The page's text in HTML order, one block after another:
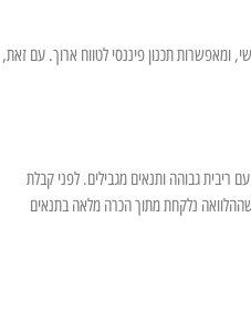
ומאפשרות תכנון פיננסי לטווח ארוך. עם זאת,
ריבית גבוהה ותנאים מגבילים. לפני קבלת
נלקחת מתוך הכרה מלאה בתנאים